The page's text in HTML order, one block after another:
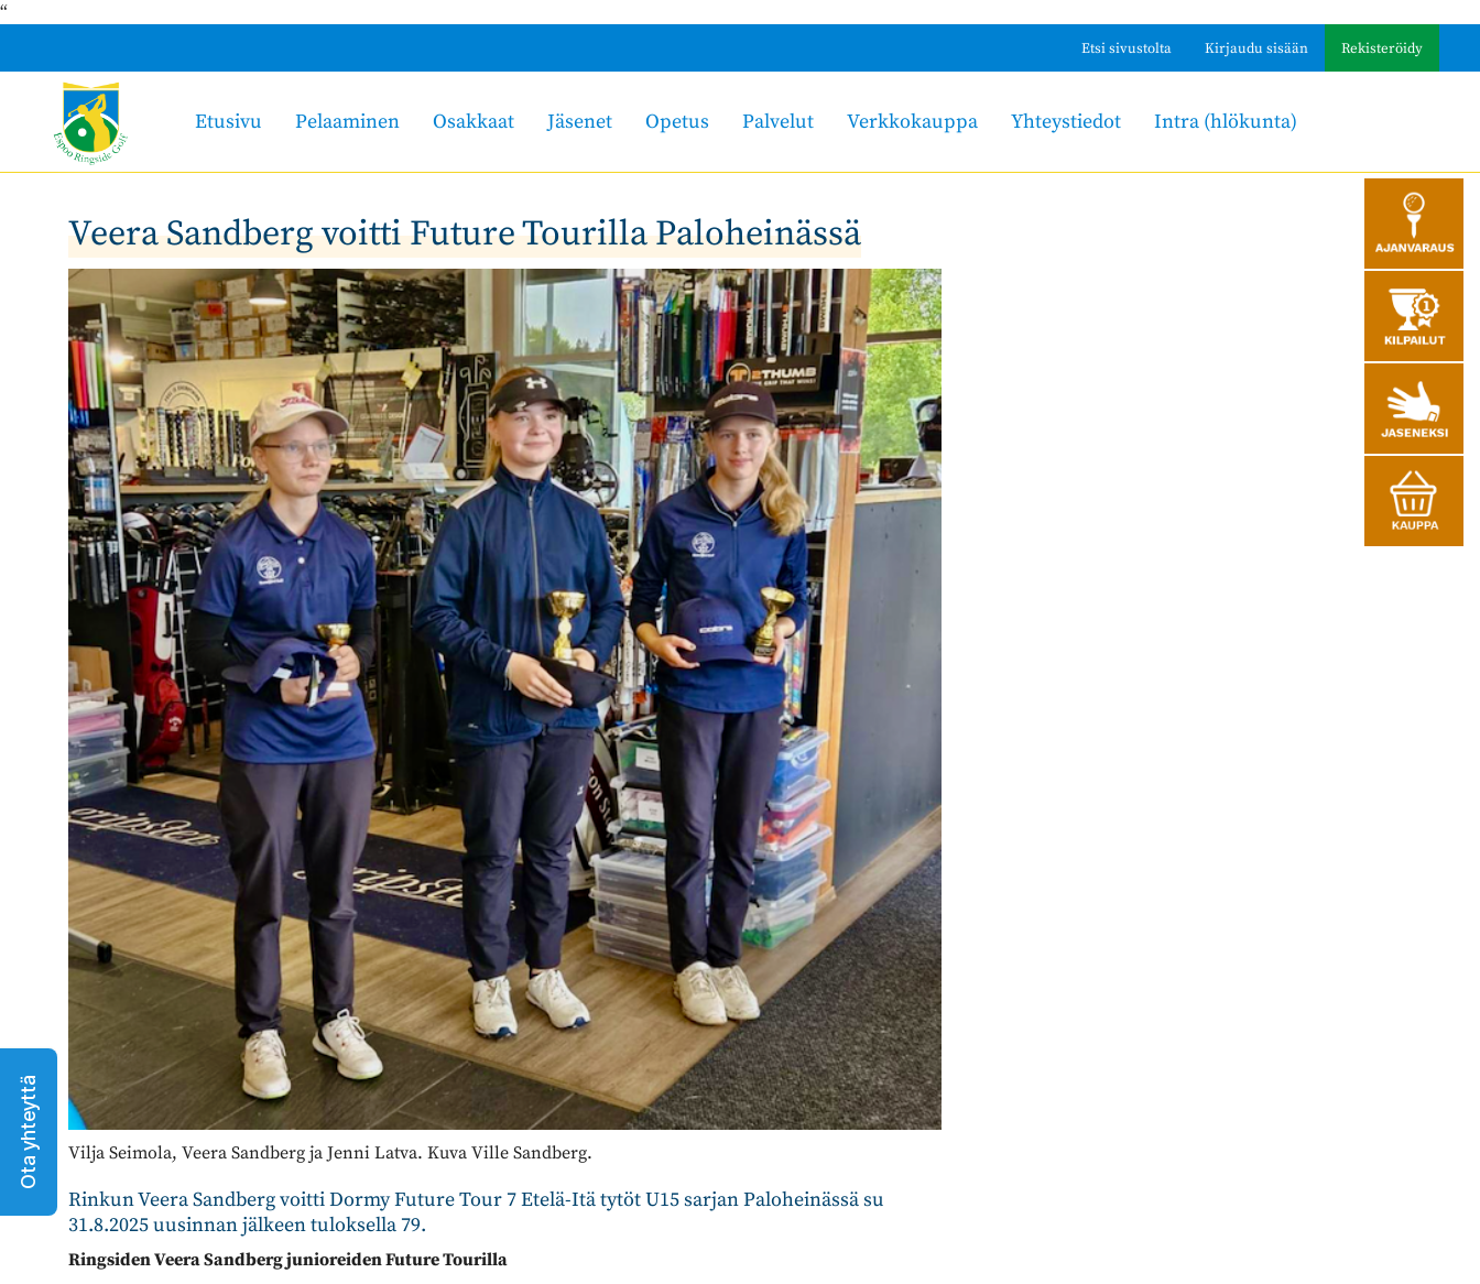
Ota yhteyttä
“
Etsi sivustolta Kirjaudu sisään Rekisteröidy
Etusivu Pelaaminen Osakkaat Jäsenet Opetus Palvelut Verkkokauppa Yhteystiedot Intra (hlökunta)
Veera Sandberg voitti Future Tourilla Paloheinässä
Vilja Seimola, Veera Sandberg ja Jenni Latva. Kuva Ville Sandberg.
Rinkun Veera Sandberg voitti Dormy Future Tour 7 Etelä-Itä tytöt U15 sarjan Paloheinässä su
31.8.2025 uusinnan jälkeen tuloksella 79.
Ringsiden Veera Sandberg junioreiden Future Tourilla